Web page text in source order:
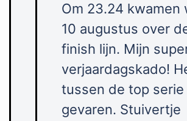
Om 23.24 kwamen
10 augustus over
finish lijn. Mijn
verjaardagskado!
tussen de top
gevaren. Stuivertje